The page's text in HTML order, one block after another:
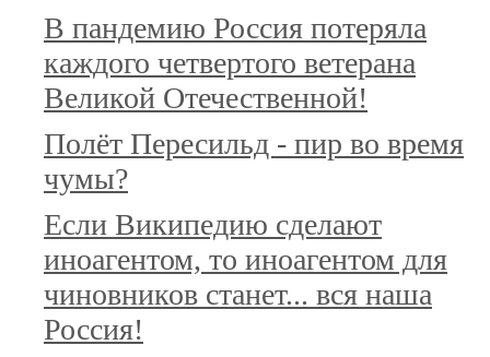
В пандемию Россия потеряла
каждого четвертого ветерана
Великой Отечественной!
Полёт Пересильд - пир во время
чумы?
Если Википедию сделают
иноагентом, то иноагентом для
чиновников станет... вся наша
Россия!